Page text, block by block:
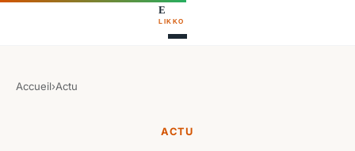
Accueil›Actu
ACTU